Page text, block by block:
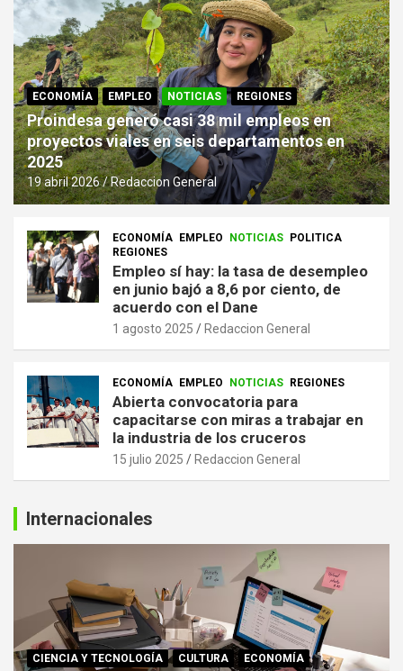
ECONOMÍA EMPLEO NOTICIAS REGIONES
Proindesa generó casi 38 mil empleos en
proyectos viales en seis departamentos en
2025
19 abril 2026 Redaccion General
ECONOMÍA EMPLEO NOTICIAS
POLITICA
REGIONES
Empleo sí hay: la tasa de desempleo
en junio bajó a 8,6 por ciento, de
acuerdo con el Dane
1 agosto 2025 Redaccion General
ECONOMÍA EMPLEO NOTICIAS REGIONES
Abierta convocatoria para
capacitarse con miras a trabajar en
la industria de los cruceros
15 julio 2025 Redaccion General
Internacionales
CIENCIA Y TECNOLOGÍA CULTURA
ECONOMÍA